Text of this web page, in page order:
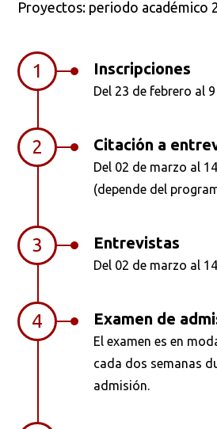
Proyectos: periodo académico
1 Inscripciones
Del 23 de febrero al
2 Citación a
Del 02 de marzo al
(depende del
3 Entrevistas
Del 02 de marzo al
4 Examen de
El examen es en
cada dos semanas
admisión.